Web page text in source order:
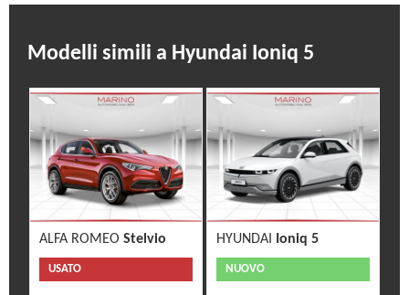
Modelli simili a Hyundai Ioniq 5
ALFA ROMEO Stelvio
USATO
HYUNDAI Ioniq 5
NUOVO